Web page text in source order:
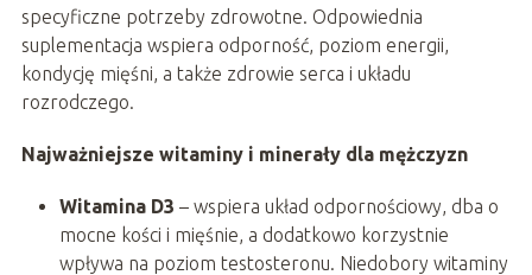
specyficzne potrzeby zdrowotne. Odpowiednia
suplementacja wspiera odporność, poziom energii,
kondycję mięśni, a także zdrowie serca i układu
rozrodczego.
Najważniejsze witaminy i minerały dla mężczyzn
Witamina D3 – wspiera układ odpornościowy, dba o
mocne kości i mięśnie, a dodatkowo korzystnie
wpływa na poziom testosteronu. Niedobory witaminy